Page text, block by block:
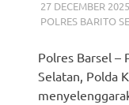
27 DECEMBER 2025
POLRES BARITO
Polres Barsel –
Selatan, Polda